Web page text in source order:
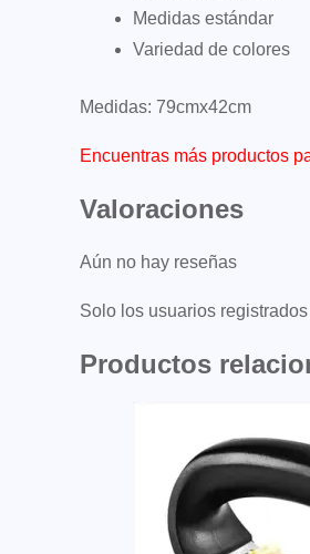
Medidas estándar
Variedad de colores
Medidas: 79cmx42cm
Encuentras más productos
Valoraciones
Aún no hay reseñas
Solo los usuarios
Productos